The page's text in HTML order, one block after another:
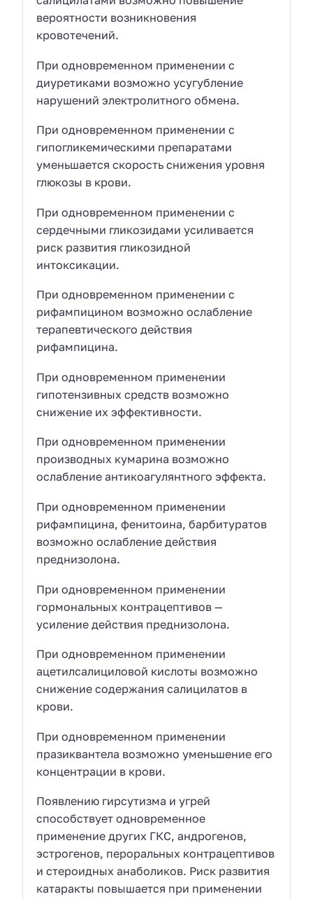
вероятности возникновения
кровотечений.
При одновременном применении с
диуретиками возможно усугубление
нарушений электролитного обмена.
При одновременном применении с
гипогликемическими препаратами
уменьшается скорость снижения уровня
глюкозы в крови.
При одновременном применении с
сердечными гликозидами усиливается
риск развития гликозидной
интоксикации.
При одновременном применении с
рифампицином возможно ослабление
терапевтического действия
рифампицина.
При одновременном применении
гипотензивных средств возможно
снижение их эффективности.
При одновременном применении
производных кумарина возможно
ослабление антикоагулянтного эффекта.
При одновременном применении
рифампицина, фенитоина, барбитуратов
возможно ослабление действия
преднизолона.
При одновременном применении
гормональных контрацептивов —
усиление действия преднизолона.
При одновременном применении
ацетилсалициловой кислоты возможно
снижение содержания салицилатов в
крови.
При одновременном применении
празиквантела возможно уменьшение его
концентрации в крови.
Появлению гирсутизма и угрей
способствует одновременное
применение других ГКС, андрогенов,
эстрогенов, пероральных контрацептивов
и стероидных анаболиков. Риск развития
катаракты повышается при применении